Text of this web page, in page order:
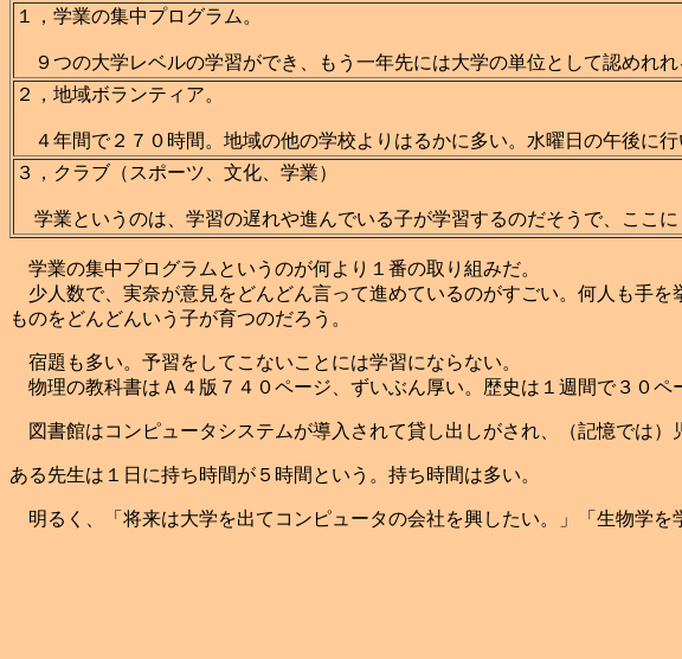
１，学業の集中プログラム。
９つの大学レベルの学習ができ、もう一年先には大学の単位として認めれ
２，地域ボランティア。
４年間で２７０時間。地域の他の学校よりはるかに多い。水曜日の午後に
３，クラブ（スポーツ、文化、学業）
学業というのは、学習の遅れや進んでいる子が学習するのだそうで、ここ
学業の集中プログラムというのが何より１番の取り組みだ。
少人数で、実奈が意見をどんどん言って進めているのがすごい。何人も手
ものをどんどんいう子が育つのだろう。
宿題も多い。予習をしてこないことには学習にならない。
物理の教科書はＡ４版７４０ページ、ずいぶん厚い。歴史は１週間で３０ペ
図書館はコンピュータシステムが導入されて貸し出しがされ、（記憶では）
ある先生は１日に持ち時間が５時間という。持ち時間は多い。
明るく、「将来は大学を出てコンピュータの会社を興したい。」「生物学